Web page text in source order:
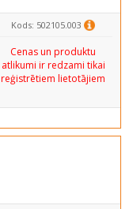
Kods: 502105.003
Cenas un produktu
atlikumi ir redzami tikai
reģistrētiem lietotājiem